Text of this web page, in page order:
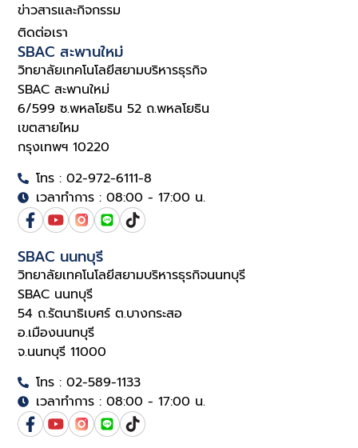
ข่าวสารและกิจกรรม
ติดต่อเรา
SBAC สะพานใหม่
วิทยาลัยเทคโนโลยีสยามบริหารธุรกิจ
SBAC สะพานใหม่
6/599 ซ.พหลโยธิน 52 ถ.พหลโยธิน
เขตสายไหม
กรุงเทพฯ 10220
โทร : 02-972-6111-8
เวลาทำการ : 08:00 - 17:00 น.
SBAC นนทบุรี
วิทยาลัยเทคโนโลยีสยามบริหารธุรกิจนนทบุรี
SBAC นนทบุรี
54 ถ.รัตนาธิเบศร์ ต.บางกระสอ
อ.เมืองนนทบุรี
จ.นนทบุรี 11000
โทร : 02-589-1133
เวลาทำการ : 08:00 - 17:00 น.